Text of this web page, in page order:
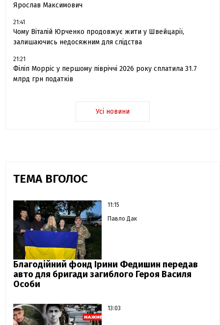
Ярослав Максимович
21:41
Чому Віталій Юрченко продовжує жити у Швейцарії,
залишаючись недосяжним для слідства
21:21
Філіп Морріс у першому півріччі 2026 року сплатила 31.7
млрд грн податків
Усі новини
ТЕМА ВГОЛОС
11:15
Павло Дак
Благодійний фонд Ірини Федишин передав
авто для бригади загиблого Героя Василя
Особи
13:03